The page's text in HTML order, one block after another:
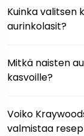
Kuinka valitsen
aurinkolasit?
Mitkä naisten
kasvoille?
Voiko
valmistaa